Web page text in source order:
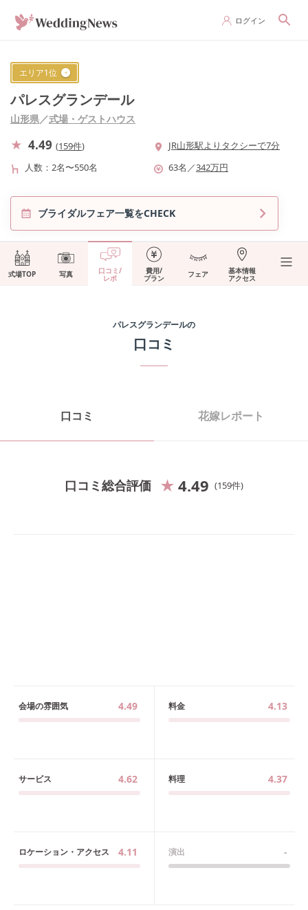
ログイン
エリア1位
パレスグランデール
山形県／式場・ゲストハウス
4.49 (159件)
JR山形駅よりタクシーで7分
人数
2名〜550名 63名 ／342万円
ブライダルフェア一覧をCHECK
式場TOP 写真 口コミ/
レポ
費用/
プラン フェア 基本情報
アクセス
パレスグランデールの
口コミ
口コミ 花嫁レポート
口コミ総合評価 4.49 159件
会場の雰囲気 4.49 料金 4.13
サービス 4.62 料理 4.37
ロケーション・アクセス 4.11 演出 -